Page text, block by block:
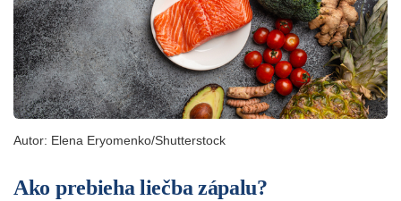
Autor: Elena Eryomenko/Shutterstock
Ako prebieha liečba zápalu?